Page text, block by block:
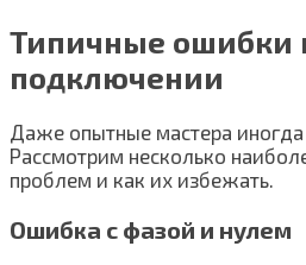
Типичные ошибки
подключении
Даже опытные мастера
Рассмотрим несколько
проблем и как их избежать.
Ошибка с фазой и нулем